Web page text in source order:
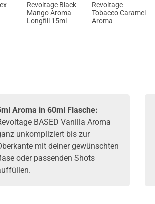
Revoltage Black
Mango Aroma
Longfill 15ml
Revoltage
Tobacco Caramel
Aroma
Aroma in 60ml Flasche:
BASED Vanilla Aroma
unkompliziert bis zur
mit deiner gewünschten
oder passenden Shots